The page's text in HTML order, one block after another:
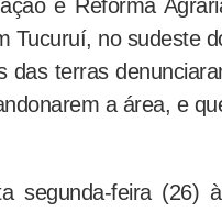
e Reforma
Tucuruí, no sudeste
das terras
a área, e
segunda-feira (26)